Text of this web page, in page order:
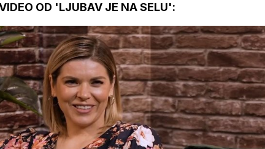
OD 'LJUBAV JE NA SELU':